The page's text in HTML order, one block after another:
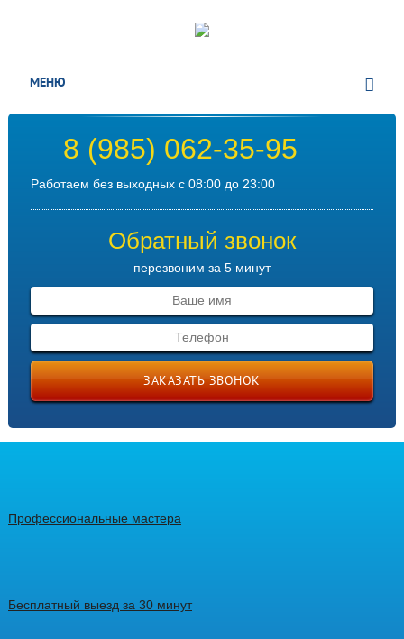
МЕНЮ
8 (985) 062-35-95
Работаем без выходных с 08:00 до 23:00
Обратный звонок
перезвоним за 5 минут
ЗАКАЗАТЬ ЗВОНОК
Профессиональные мастера
Бесплатный выезд за 30 минут